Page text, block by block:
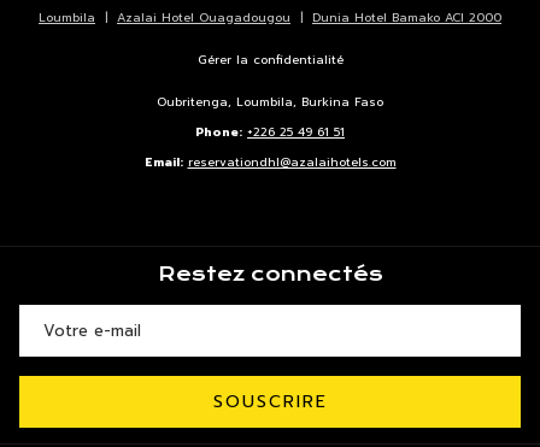
Loumbila | Azalai Hotel Ouagadougou | Dunia Hotel Bamako ACI 2000
Gérer la confidentialité
Oubritenga, Loumbila, Burkina Faso
Phone: +226 25 49 61 51
Email: reservationdhl@azalaihotels.com
Restez connectés
SOUSCRIRE